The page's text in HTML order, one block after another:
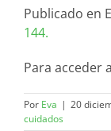
Publicado en
144.
Para acceder
Por Eva | 20
cuidados